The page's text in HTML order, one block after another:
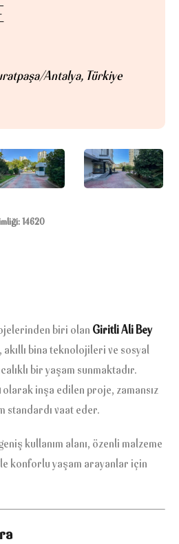
Antalya, Türkiye
14620
biri olan Giritli Ali Bey
bina teknolojileri ve sosyal
bir yaşam sunmaktadır.
olarak inşa edilen proje, zamansız
standardı vaat eder.
kullanım alanı, özenli malzeme
konforlu yaşam arayanlar için